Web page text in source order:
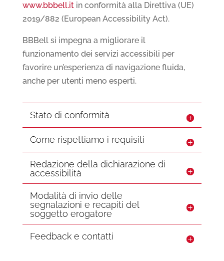
www.bbbell.itin conformità allaDirettiva (UE)
2019/882 (European Accessibility Act).
BBBell si impegna a migliorare il
funzionamento dei servizi accessibili per
favorire un’esperienza di navigazione fluida,
anche per utenti meno esperti.
Stato di conformità
Come rispettiamo i requisiti
Redazione della dichiarazione di
accessibilità
Modalità di invio delle
segnalazioni e recapiti del
soggetto erogatore
Feedback e contatti